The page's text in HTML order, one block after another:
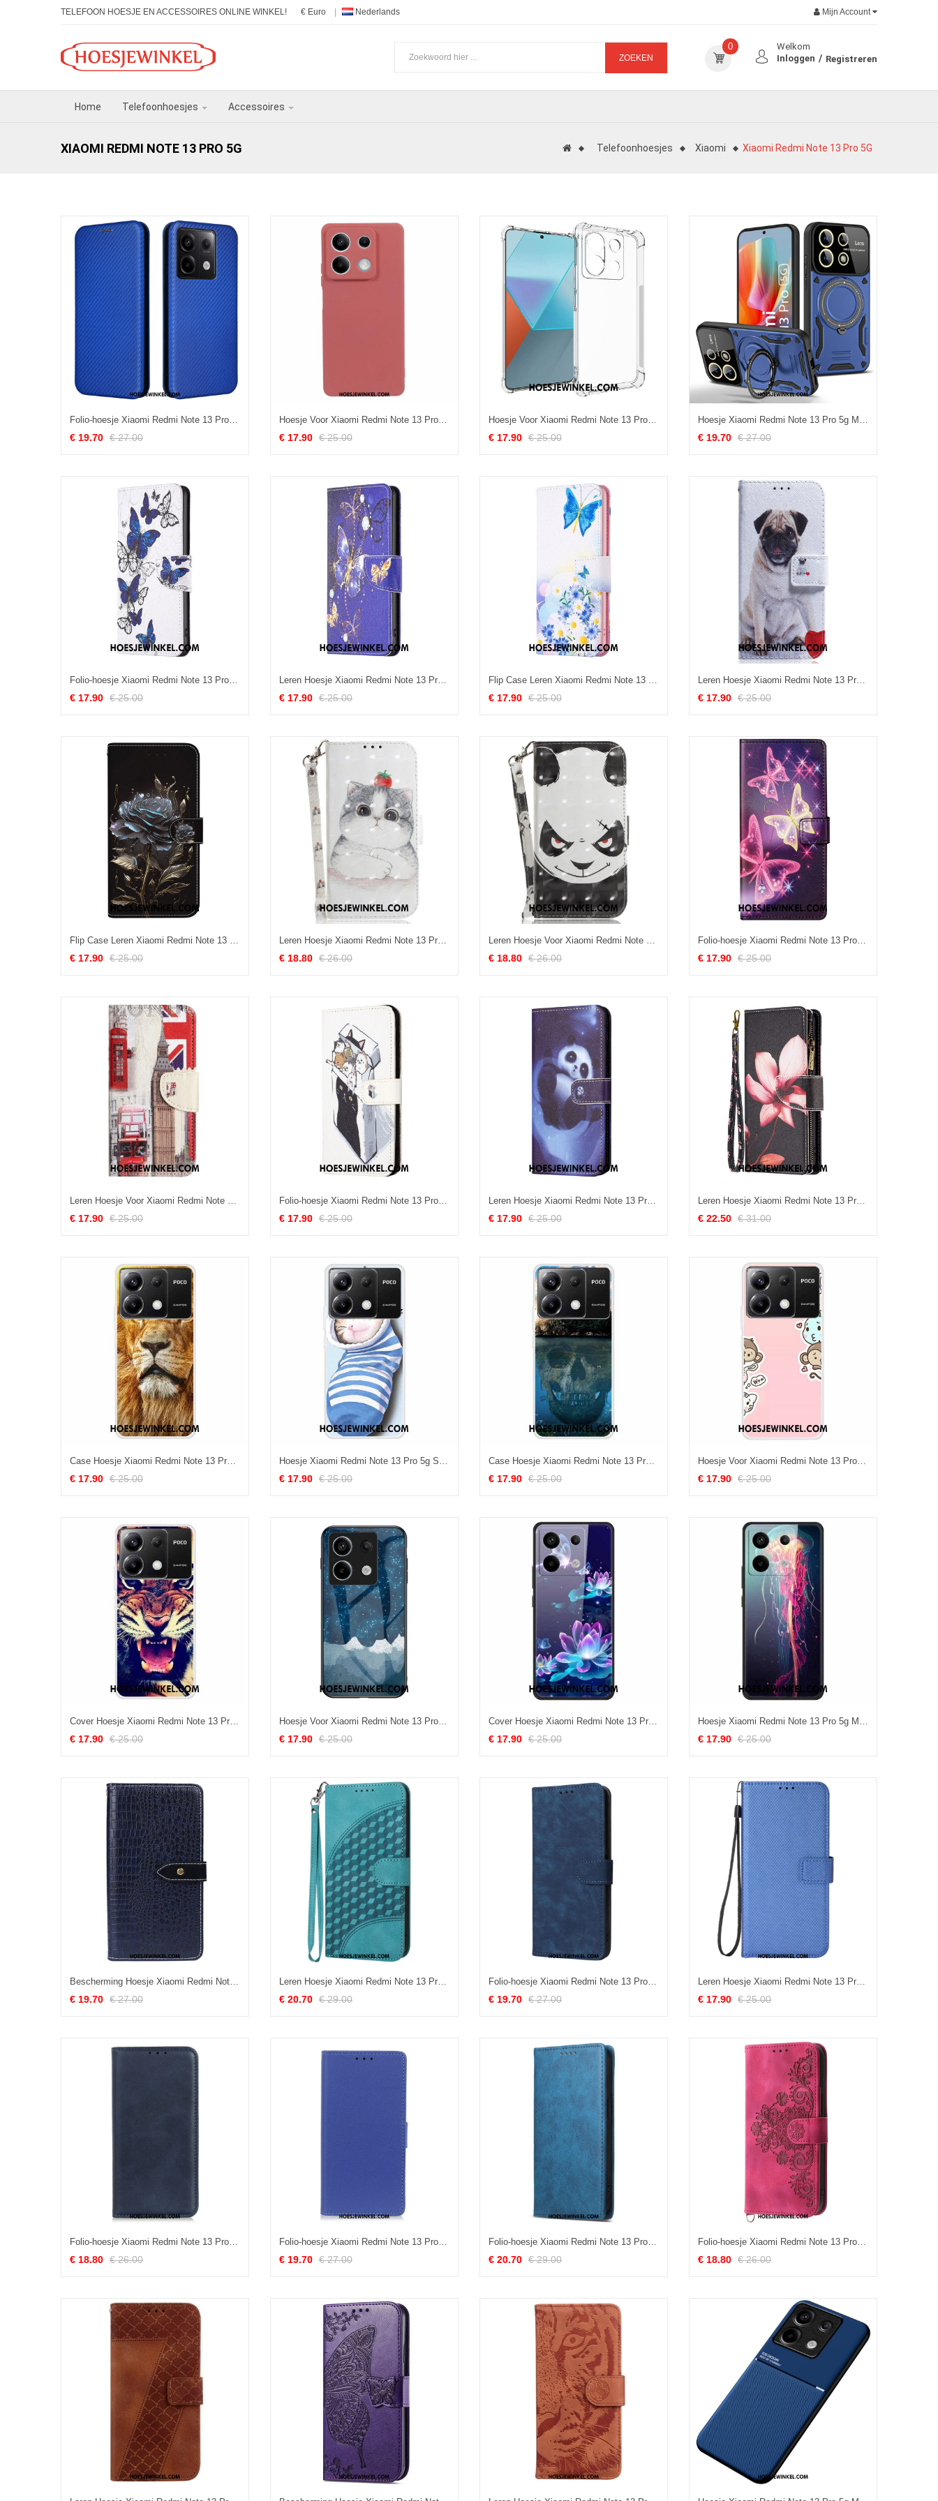
TELEFOON HOESJE EN ACCESSOIRES ONLINE WINKEL! € Euro Nederlands Mijn Account
ZOEKEN
Welkom
Inloggen
Registreren
0
Home Telefoonhoesjes Accessoires
XIAOMI REDMI NOTE 13 PRO 5G Telefoonhoesjes Xiaomi Xiaomi Redmi Note 13 Pro 5G
Folio-hoesje Xiaomi Redmi Note 13 Pro 5g Koolstofvezel
€ 19.70 € 27.00
Hoesje Voor Xiaomi Redmi Note 13 Pro 5g Flexibele Siliconen
€ 17.90 € 25.00
Hoesje Voor Xiaomi Redmi Note 13 Pro 5g Transparante Versterkte Hoeken
€ 17.90 € 25.00
Hoesje Xiaomi Redmi Note 13 Pro 5g Magnetische Steun
€ 19.70 € 27.00
Folio-hoesje Xiaomi Redmi Note 13 Pro 5g Telefoonhoesje Vlinders Op Witte Achtergrond
€ 17.90 € 25.00
Leren Hoesje Xiaomi Redmi Note 13 Pro 5g Paarse Vlinders Bescherming Hoesje
€ 17.90 € 25.00
Flip Case Leren Xiaomi Redmi Note 13 Pro 5g Vlinder En Bloemen
€ 17.90 € 25.00
Leren Hoesje Xiaomi Redmi Note 13 Pro 5g Mopshond Bescherming Hoesje
€ 17.90 € 25.00
Flip Case Leren Xiaomi Redmi Note 13 Pro 5g Roze Zwarte Band
€ 17.90 € 25.00
Leren Hoesje Xiaomi Redmi Note 13 Pro 5g Kat En Aardbei Met Riem Bescherming Hoesje
€ 18.80 € 26.00
Leren Hoesje Voor Xiaomi Redmi Note 13 Pro 5g Boze Panda Met Riem
€ 18.80 € 26.00
Folio-hoesje Xiaomi Redmi Note 13 Pro 5g Telefoonhoesje Fonkelende Vlinders
€ 17.90 € 25.00
Leren Hoesje Voor Xiaomi Redmi Note 13 Pro 5g Londens Leven
€ 17.90 € 25.00
Folio-hoesje Xiaomi Redmi Note 13 Pro 5g String Katten
€ 17.90 € 25.00
Leren Hoesje Xiaomi Redmi Note 13 Pro 5g Panda Space Met Riem Bescherming Hoesje
€ 17.90 € 25.00
Leren Hoesje Xiaomi Redmi Note 13 Pro 5g Lotus-portemonnee
€ 22.50 € 31.00
Case Hoesje Xiaomi Redmi Note 13 Pro 5g Telefoonhoesje Leeuw
€ 17.90 € 25.00
Hoesje Xiaomi Redmi Note 13 Pro 5g Sokken En Kat
€ 17.90 € 25.00
Case Hoesje Xiaomi Redmi Note 13 Pro 5g Telefoonhoesje Schedelberg
€ 17.90 € 25.00
Hoesje Voor Xiaomi Redmi Note 13 Pro 5g Wauw
€ 17.90 € 25.00
Cover Hoesje Xiaomi Redmi Note 13 Pro 5g Telefoonhoesje Tijgerpatroon
€ 17.90 € 25.00
Hoesje Voor Xiaomi Redmi Note 13 Pro 5g Bergen Van Gehard Glas Onder De Sterrenhemel
€ 17.90 € 25.00
Cover Hoesje Xiaomi Redmi Note 13 Pro 5g Telefoonhoesje Lotus Gehard Glas
€ 17.90 € 25.00
Hoesje Xiaomi Redmi Note 13 Pro 5g Medusa Gehard Glas Bescherming Hoesje
€ 17.90 € 25.00
Bescherming Hoesje Xiaomi Redmi Note 13 Pro 5g Idewei Krokodilstijl
€ 19.70 € 27.00
Leren Hoesje Xiaomi Redmi Note 13 Pro 5g Patroon Olifantenkop Bescherming Hoesje
€ 20.70 € 29.00
Folio-hoesje Xiaomi Redmi Note 13 Pro 5g Rfid-blokkering En Draagkoord
€ 19.70 € 27.00
Leren Hoesje Xiaomi Redmi Note 13 Pro 5g Gestippelde Band Bescherming Hoesje
€ 17.90 € 25.00
Folio-hoesje Xiaomi Redmi Note 13 Pro 5g Klassiek
€ 18.80 € 26.00
Folio-hoesje Xiaomi Redmi Note 13 Pro 5g Telefoonhoesje Klassiek
€ 19.70 € 27.00
Folio-hoesje Xiaomi Redmi Note 13 Pro 5g Portemonnee Met Rfid-blokkering
€ 20.70 € 29.00
Folio-hoesje Xiaomi Redmi Note 13 Pro 5g Telefoonhoesje Kant Met Band En Schouderband
€ 18.80 € 26.00